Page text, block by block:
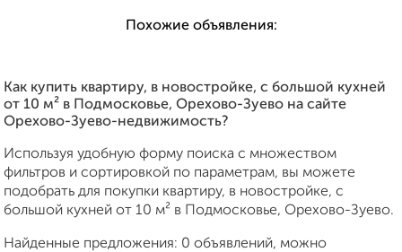
Похожие объявления:
Как купить квартиру, в новостройке, c большой кухней
от 10 м² в Подмосковье, Орехово-Зуево на сайте
Орехово-Зуево-недвижимость?
Используя удобную форму поиска с множеством
фильтров и сортировкой по параметрам, вы можете
подобрать для покупки квартиру, в новостройке, c
большой кухней от 10 м² в Подмосковье, Орехово-Зуево.
Найденные предложения: 0 объявлений, можно